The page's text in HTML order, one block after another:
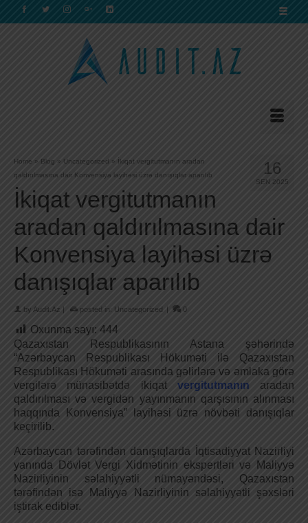
16
SEN 2025
Home » Blog » Uncategorized » İkiqat vergitutmanın aradan
qaldırılmasına dair Konvensiya layihəsi üzrə danışıqlar aparılıb
İkiqat vergitutmanın
aradan qaldırılmasına dair
Konvensiya layihəsi üzrə
danışıqlar aparılıb
by Audit.Az | posted in: Uncategorized | 0
Oxunma sayı: 444
Qazaxıstan Respublikasının Astana şəhərində
“Azərbaycan Respublikası Hökuməti ilə Qazaxıstan
Respublikası Hökuməti arasında gəlirlərə və əmlaka görə
vergilərə münasibətdə ikiqat vergitutmanın
aradan
qaldırılması və vergidən yayınmanın qarşısının alınması
haqqında Konvensiya” layihəsi üzrə növbəti danışıqlar
keçirilib.
Azərbaycan tərəfindən danışıqlarda İqtisadiyyat Nazirliyi
yanında Dövlət Vergi Xidmətinin ekspertləri və Maliyyə
Nazirliyinin səlahiyyətli nümayəndəsi, Qazaxıstan
tərəfindən isə Maliyyə Nazirliyinin səlahiyyətli şəxsləri
iştirak ediblər.